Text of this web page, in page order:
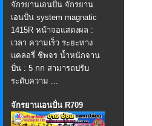
จักรยานเอนปั่น จักรยาน
เอนปั่น system magnatic
1415R หน้าจอแสดงผล :
เวลา ความเร็ว ระยะทาง
แคลอรี่ ชีพจร น้ำหนักจาน
ปั่น : 5 กก สามารถปรับ
ระดับความ ...
จักรยานเอนปั่น R709